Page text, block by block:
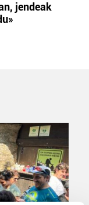
jendeak